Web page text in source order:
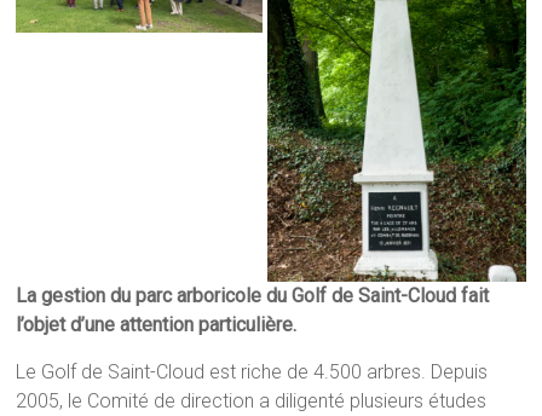
La gestion du parc arboricole du Golf de Saint-Cloud fait
l’objet d’une attention particulière.
Le Golf de Saint-Cloud est riche de 4.500 arbres. Depuis
2005, le Comité de direction a diligenté plusieurs études